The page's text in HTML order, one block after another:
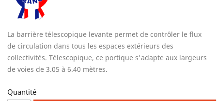
La barrière télescopique levante permet de contrôler le flux
de circulation dans tous les espaces extérieurs des
collectivités. Télescopique, ce portique s'adapte aux largeurs
de voies de 3.05 à 6.40 mètres.
Quantité